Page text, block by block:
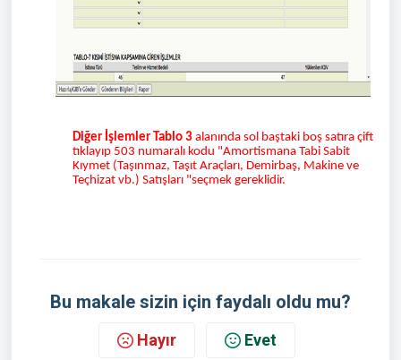
Diğer İşlemler Tablo 3alanında sol baştaki boş satıra çift
tıklayıp 503 numaralı kodu "Amortismana Tabi Sabit
Kıymet (Taşınmaz, Taşıt Araçları, Demirbaş, Makine ve
Teçhizat vb.) Satışları "seçmek gereklidir.
Bu makale sizin için faydalı oldu mu?
Hayır Evet